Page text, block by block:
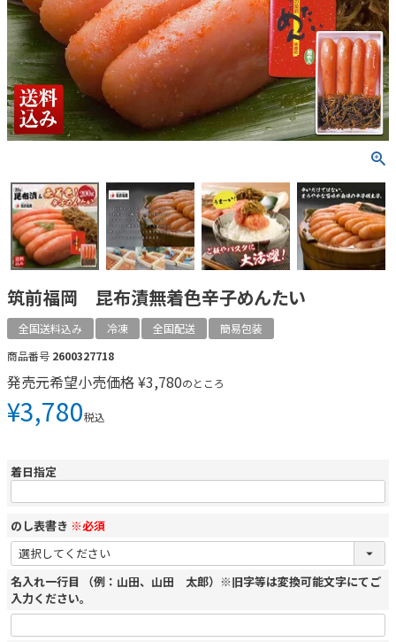
筑前福岡 昆布漬無着色辛子めんたい
全国送料込み 冷凍 全国配送
簡易包装
商品番号 2600327718
発売元希望小売価格¥3,780のところ
¥3,780税込
着日指定
のし表書き ※必須
名入れ一行目 （例：山田、山田 太郎）※旧字等は変換可能文字にてご
入力ください。